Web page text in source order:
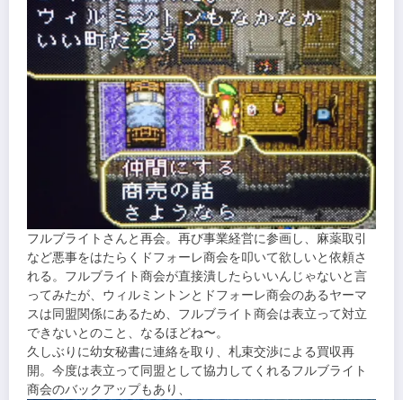
フルブライトさんと再会。再び事業経営に参画し、麻薬取引
など悪事をはたらくドフォーレ商会を叩いて欲しいと依頼さ
れる。フルブライト商会が直接潰したらいいんじゃないと言
ってみたが、ウィルミントンとドフォーレ商会のあるヤーマ
スは同盟関係にあるため、フルブライト商会は表立って対立
できないとのこと、なるほどね〜。
久しぶりに幼女秘書に連絡を取り、札束交渉による買収再
開。今度は表立って同盟として協力してくれるフルブライト
商会のバックアップもあり、